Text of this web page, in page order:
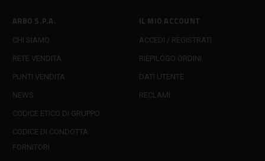
ARBO S.P.A.
CHI SIAMO
RETE VENDITA
PUNTI VENDITA
NEWS
CODICE ETICO DI GRUPPO
CODICE DI CONDOTTA
FORNITORI
IL MIO ACCOUNT
ACCEDI / REGISTRATI
RIEPILOGO ORDINI
DATI UTENTE
RECLAMI